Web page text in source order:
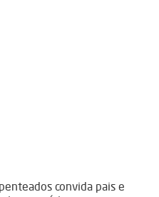
convida pais e